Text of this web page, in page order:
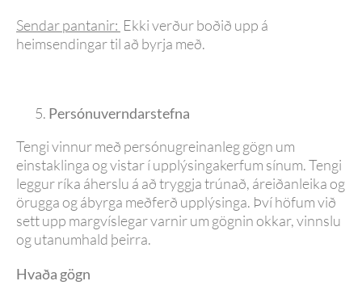
Sendar pantanir: Ekki verður boðið upp á
heimsendingar til að byrja með.
Persónuverndarstefna
Tengi vinnur með persónugreinanleg gögn um
einstaklinga og vistar í upplýsingakerfum sínum. Tengi
leggur ríka áherslu á að tryggja trúnað, áreiðanleika og
örugga og ábyrga meðferð upplýsinga. Því höfum við
sett upp margvíslegar varnir um gögnin okkar, vinnslu
og utanumhald þeirra.
Hvaða gögn